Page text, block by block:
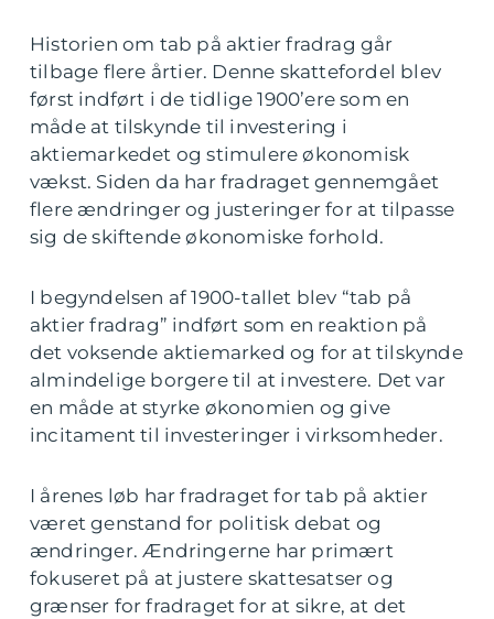
Historien om tab på aktier fradrag går
tilbage flere årtier. Denne skattefordel blev
først indført i de tidlige 1900’ere som en
måde at tilskynde til investering i
aktiemarkedet og stimulere økonomisk
vækst. Siden da har fradraget gennemgået
flere ændringer og justeringer for at tilpasse
sig de skiftende økonomiske forhold.
I begyndelsen af 1900-tallet blev “tab på
aktier fradrag” indført som en reaktion på
det voksende aktiemarked og for at tilskynde
almindelige borgere til at investere. Det var
en måde at styrke økonomien og give
incitament til investeringer i virksomheder.
I årenes løb har fradraget for tab på aktier
været genstand for politisk debat og
ændringer. Ændringerne har primært
fokuseret på at justere skattesatser og
grænser for fradraget for at sikre, at det